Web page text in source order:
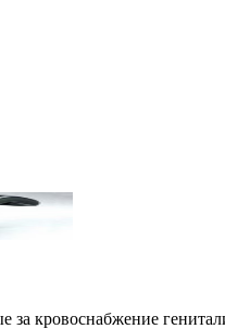
за кровоснабжение